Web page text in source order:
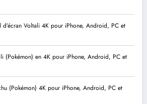
d’écran Voltali 4K pour iPhone, Android, PC et
(Pokémon) en 4K pour iPhone, Android, PC et
(Pokémon) 4K pour iPhone, Android, PC et